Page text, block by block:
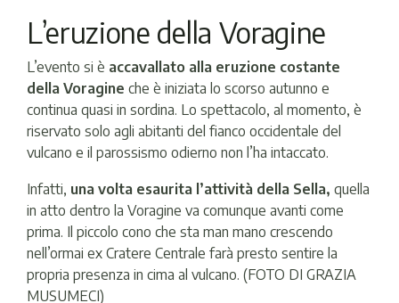
L’eruzione della Voragine
L’evento si è accavallato alla eruzione costante
della Voragine che è iniziata lo scorso autunno e
continua quasi in sordina. Lo spettacolo, al momento, è
riservato solo agli abitanti del fianco occidentale del
vulcano e il parossismo odierno non l’ha intaccato.
Infatti, una volta esaurita l’attività della Sella, quella
in atto dentro la Voragine va comunque avanti come
prima. Il piccolo cono che sta man mano crescendo
nell’ormai ex Cratere Centrale farà presto sentire la
propria presenza in cima al vulcano. (FOTO DI GRAZIA
MUSUMECI)